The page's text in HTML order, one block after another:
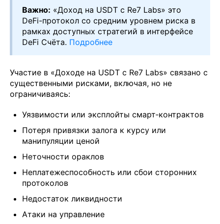
Важно: «Доход на USDT с Re7 Labs» это
DeFi-протокол со средним уровнем риска в
рамках доступных стратегий в интерфейсе
DeFi Счёта. Подробнее
Участие в «Доходе на USDT с Re7 Labs» связано с
существенными рисками, включая, но не
ограничиваясь:
Уязвимости или эксплойты смарт‑контрактов
Потеря привязки залога к курсу или
манипуляции ценой
Неточности ораклов
Неплатежеспособность или сбои сторонних
протоколов
Недостаток ликвидности
Атаки на управление